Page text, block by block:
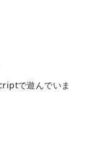
で遊んでいま